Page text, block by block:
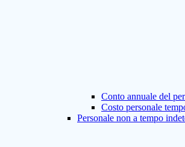
Conto annuale del
Costo personale
Personale non a tempo